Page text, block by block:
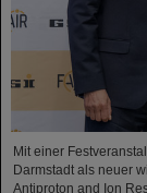
Mit einer
Darmstadt als neuer
Antiproton and Ion